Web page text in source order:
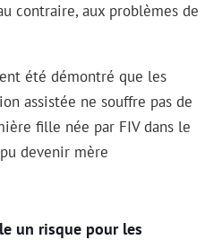
contraire, aux problèmes de
été démontré que les
assistée ne souffre pas de
fille née par FIV dans le
devenir mère
un risque pour les